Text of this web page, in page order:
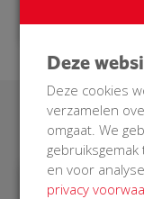
Deze
Deze cookies
verzamelen
omgaat. We
en voor
privacy